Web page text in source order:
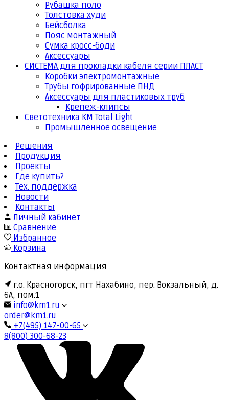
Рубашка поло
Толстовка худи
Бейсболка
Пояс монтажный
Сумка кросс-боди
Аксессуары
СИСТЕМА для прокладки кабеля серии ПЛАСТ
Коробки электромонтажные
Трубы гофрированные ПНД
Аксессуары для пластиковых труб
Крепеж-клипсы
Светотехника КМ Total Light
Промышленное освещение
Решения
Продукция
Проекты
Где купить?
Тех. поддержка
Новости
Контакты
Личный кабинет
Сравнение
Избранное
Корзина
Контактная информация
г.о. Красногорск, пгт Нахабино, пер. Вокзальный, д.
6А, пом.1
info@km1.ru
order@km1.ru
+7(495) 147-00-65
8(800) 300-68-23